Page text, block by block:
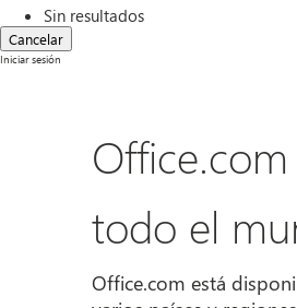
Sin resultados
Cancelar
Iniciar sesión
todo el
Office.com está